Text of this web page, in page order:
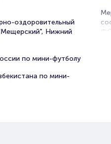
оздоровительный
Нижний
по мини-футболу
по мини-